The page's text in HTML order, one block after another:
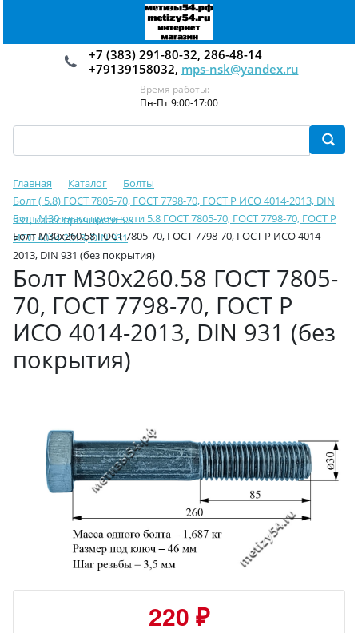
+7 (383) 291-80-32, 286-48-14
+79139158032, mps-nsk@yandex.ru
Время работы:
Пн-Пт 9:00-17:00
Главная Каталог
Болты
Болт ( 5.8) ГОСТ 7805-70, ГОСТ 7798-70, ГОСТ Р ИСО 4014-2013, DIN
931, класс прочности 5.8
Болт М30 класс прочности 5.8 ГОСТ 7805-70, ГОСТ 7798-70, ГОСТ Р
ИСО 4014-2013, DIN 931
Болт М30х260.58 ГОСТ 7805-70, ГОСТ 7798-70, ГОСТ Р ИСО 4014-
2013, DIN 931 (без покрытия)
Болт М30х260.58 ГОСТ 7805-
70, ГОСТ 7798-70, ГОСТ Р
ИСО 4014-2013, DIN 931 (без
покрытия)
220 ₽